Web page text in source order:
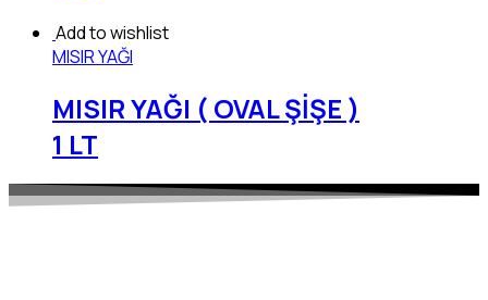
Add to wishlist
MISIR YAĞI
MISIR YAĞI ( OVAL ŞİŞE )
1 LT